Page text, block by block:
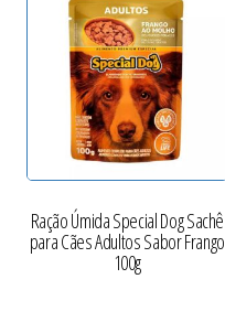
Ração Úmida Special Dog Sachê
para Cães Adultos Sabor Frango
100g